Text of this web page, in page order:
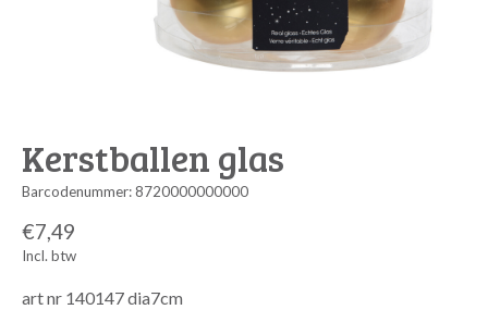
Kerstballen glas
Barcodenummer: 8720000000000
€7,49
Incl. btw
art nr 140147 dia7cm